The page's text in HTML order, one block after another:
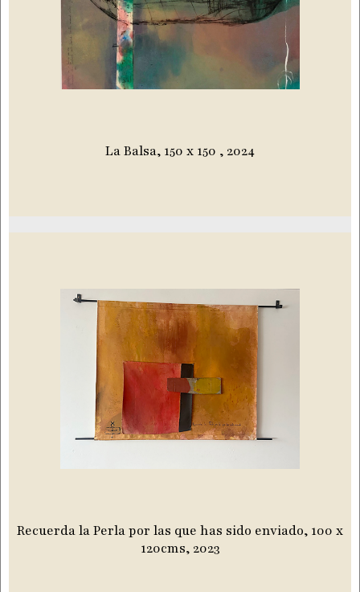
La Balsa, 150 x 150 , 2024
Recuerda la Perla por las que has sido enviado, 100 x
120cms, 2023